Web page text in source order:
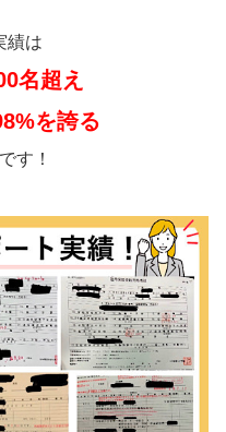
績は
名超え
を誇る
す！